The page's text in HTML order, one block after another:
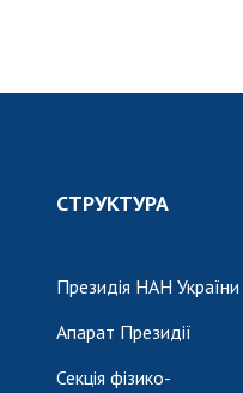
СТРУКТУРА
Президія НАН України
Апарат Президії
Секція фізико-